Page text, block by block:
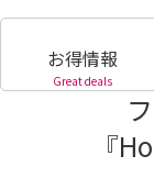
お得情報
Great deals
『